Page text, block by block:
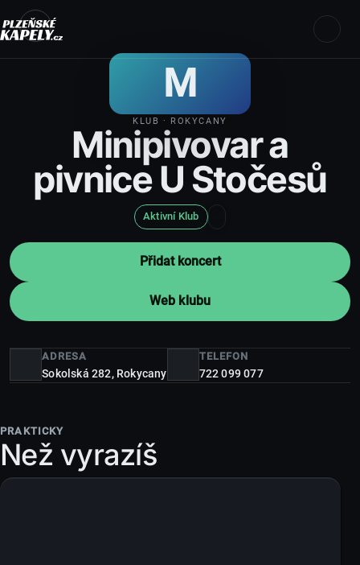
M
KLUB · ROKYCANY
Minipivovar a
pivnice U Stočesů
Aktivní Klub
Přidat koncert
Web klubu
ADRESA
Sokolská 282, Rokycany
TELEFON
722 099 077
PRAKTICKY
Než vyrazíš